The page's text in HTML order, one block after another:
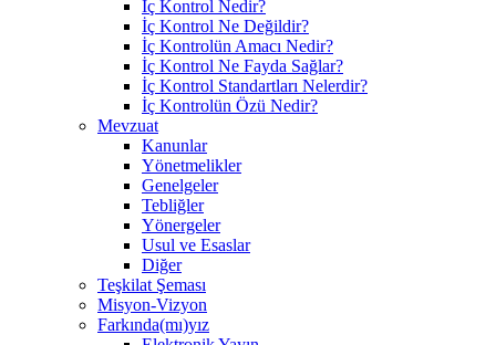
İç Kontrol Nedir?
İç Kontrol Ne Değildir?
İç Kontrolün Amacı Nedir?
İç Kontrol Ne Fayda Sağlar?
İç Kontrol Standartları Nelerdir?
İç Kontrolün Özü Nedir?
Mevzuat
Kanunlar
Yönetmelikler
Genelgeler
Tebliğler
Yönergeler
Usul ve Esaslar
Diğer
Teşkilat Şeması
Misyon-Vizyon
Farkında(mı)yız